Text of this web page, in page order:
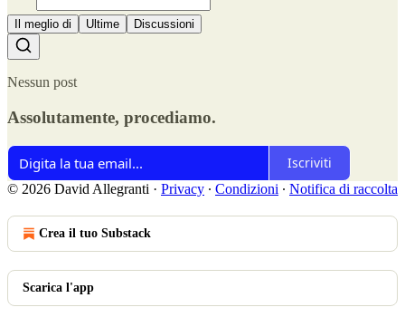
Il meglio di Ultime Discussioni
Nessun post
Assolutamente, procediamo.
Iscriviti
© 2026 David Allegranti · Privacy ∙ Condizioni ∙ Notifica di raccolta
Crea il tuo Substack
Scarica l'app